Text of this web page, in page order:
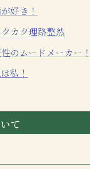
好き！
カク理路整然
のムードメーカー！
私！
て